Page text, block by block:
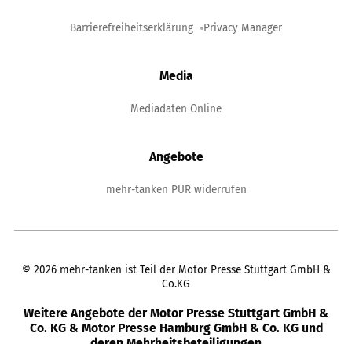
Barrierefreiheitserklärung Privacy Manager
Media
Mediadaten Online
Angebote
mehr-tanken PUR widerrufen
© 2026 mehr-tanken ist Teil der Motor Presse Stuttgart GmbH &
Co.KG
Weitere Angebote der Motor Presse Stuttgart GmbH &
Co. KG & Motor Presse Hamburg GmbH & Co. KG und